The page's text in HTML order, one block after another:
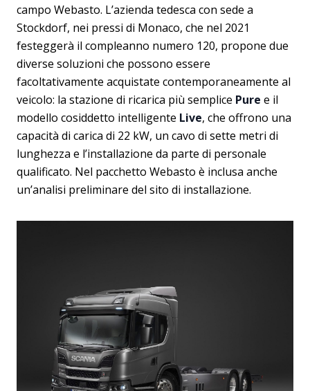
campo Webasto. L’azienda tedesca con sede a
Stockdorf, nei pressi di Monaco, che nel 2021
festeggerà il compleanno numero 120, propone due
diverse soluzioni che possono essere
facoltativamente acquistate contemporaneamente al
veicolo: la stazione di ricarica più semplice Pure e il
modello cosiddetto intelligente Live, che offrono una
capacità di carica di 22 kW, un cavo di sette metri di
lunghezza e l’installazione da parte di personale
qualificato. Nel pacchetto Webasto è inclusa anche
un’analisi preliminare del sito di installazione.